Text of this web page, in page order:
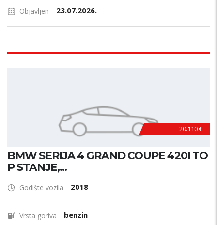
Objavljen 23.07.2026.
20.110 €
BMW SERIJA 4 GRAND COUPE 420I TO
P STANJE,...
Godište vozila 2018
Vrsta goriva benzin